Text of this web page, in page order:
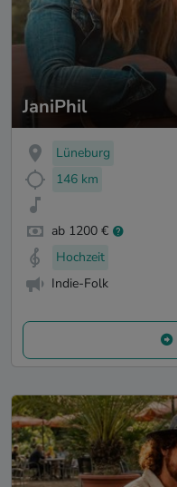
JaniPhil
Lüneburg
146 km
ab 1200 €
Hochzeit
Indie-Folk